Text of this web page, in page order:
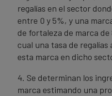
regalías en el sector
entre 0 y 5%, y una
de fortaleza de marca de
cual una tasa de
esta marca en dicho
4. Se determinan los
marca estimando una